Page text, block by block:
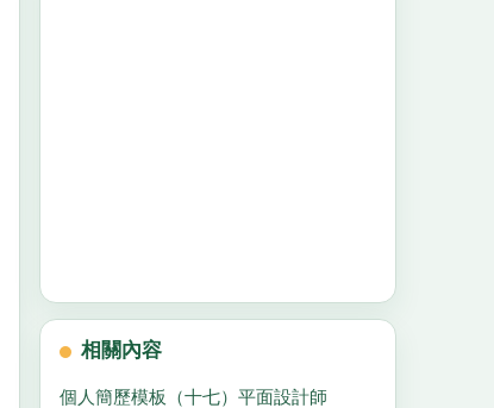
相關內容
個人簡歷模板（十七）平面設計師